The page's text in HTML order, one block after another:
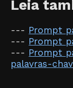
Leia
--- Prompt
--- Prompt
--- Prompt
palavras-